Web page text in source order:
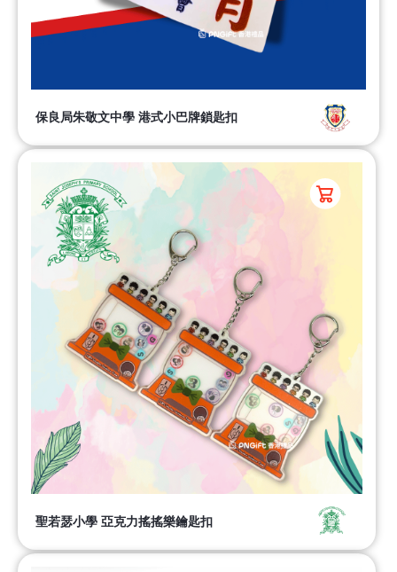
保良局朱敬文中學 港式小巴牌鎖匙扣
聖若瑟小學 亞克力搖搖樂鑰匙扣